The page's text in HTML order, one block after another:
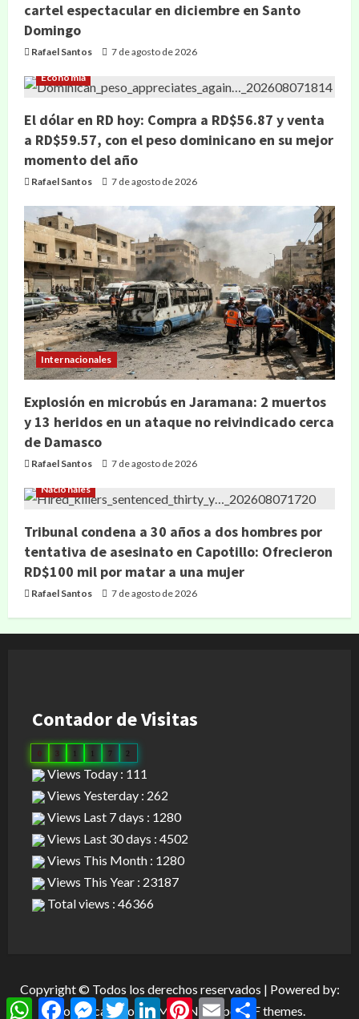
cartel espectacular en diciembre en Santo
Domingo
Rafael Santos 7 de agosto de 2026
Economía
El dólar en RD hoy: Compra a RD$56.87 y venta
a RD$59.57, con el peso dominicano en su mejor
momento del año
Rafael Santos 7 de agosto de 2026
Internacionales
Explosión en microbús en Jaramana: 2 muertos
y 13 heridos en un ataque no reivindicado cerca
de Damasco
Rafael Santos 7 de agosto de 2026
Nacionales
Tribunal condena a 30 años a dos hombres por
tentativa de asesinato en Capotillo: Ofrecieron
RD$100 mil por matar a una mujer
Rafael Santos 7 de agosto de 2026
Contador de Visitas
0 3 1 1 7 2
Views Today : 111
Views Yesterday : 262
Views Last 7 days : 1280
Views Last 30 days : 4502
Views This Month : 1280
Views This Year : 23187
Total views : 46366
Copyright © Todos los derechos reservados | Powered by:
Dominican Cloud| MoreNews por AF themes.
WhatsAppFacebookMessenger
TwitterLinkedInPinterestEmailCompartir